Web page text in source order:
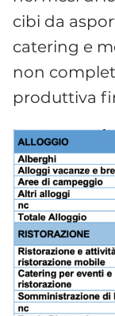
cibi da
catering e
non
produttiva